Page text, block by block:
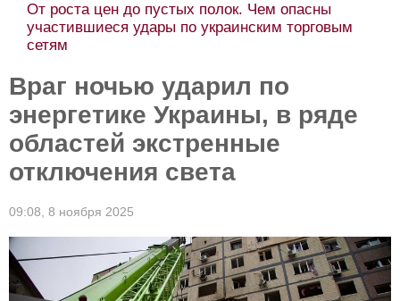
От роста цен до пустых полок. Чем опасны
участившиеся удары по украинским торговым
сетям
Враг ночью ударил по
энергетике Украины, в ряде
областей экстренные
отключения света
09:08, 8 ноября 2025